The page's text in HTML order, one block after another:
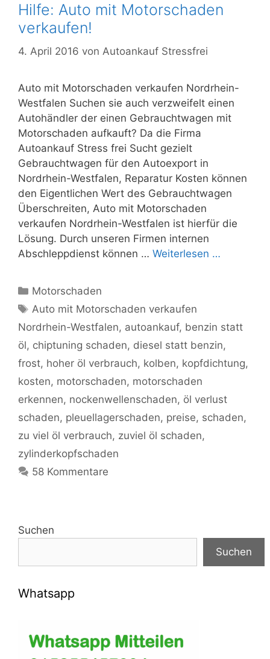
Hilfe: Auto mit Motorschaden
verkaufen!
4. April 2016 von Autoankauf Stressfrei
Auto mit Motorschaden verkaufen Nordrhein-
Westfalen Suchen sie auch verzweifelt einen
Autohändler der einen Gebrauchtwagen mit
Motorschaden aufkauft? Da die Firma
Autoankauf Stress frei Sucht gezielt
Gebrauchtwagen für den Autoexport in
Nordrhein-Westfalen, Reparatur Kosten können
den Eigentlichen Wert des Gebrauchtwagen
Überschreiten, Auto mit Motorschaden
verkaufen Nordrhein-Westfalen ist hierfür die
Lösung. Durch unseren Firmen internen
Abschleppdienst können … Weiterlesen …
Kategorien
Motorschaden
Schlagwörter
Auto mit Motorschaden verkaufen
Nordrhein-Westfalen, autoankauf, benzin statt
öl, chiptuning schaden, diesel statt benzin,
frost, hoher öl verbrauch, kolben, kopfdichtung,
kosten, motorschaden, motorschaden
erkennen, nockenwellenschaden, öl verlust
schaden, pleuellagerschaden, preise, schaden,
zu viel öl verbrauch, zuviel öl schaden,
zylinderkopfschaden
58 Kommentare
Suchen
Suchen
Whatsapp